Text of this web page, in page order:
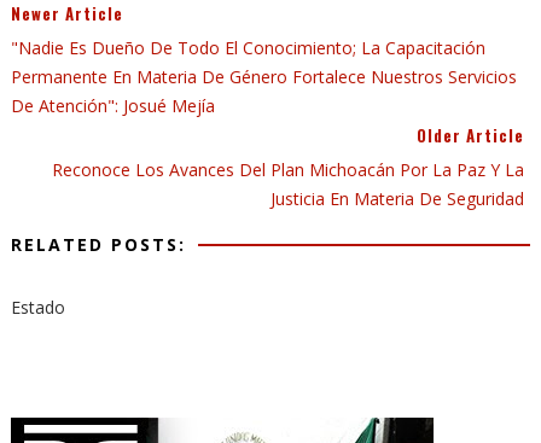
Newer Article
"Nadie Es Dueño De Todo El Conocimiento; La Capacitación
Permanente En Materia De Género Fortalece Nuestros Servicios
De Atención": Josué Mejía
Older Article
Reconoce Los Avances Del Plan Michoacán Por La Paz Y La
Justicia En Materia De Seguridad
RELATED POSTS:
Estado